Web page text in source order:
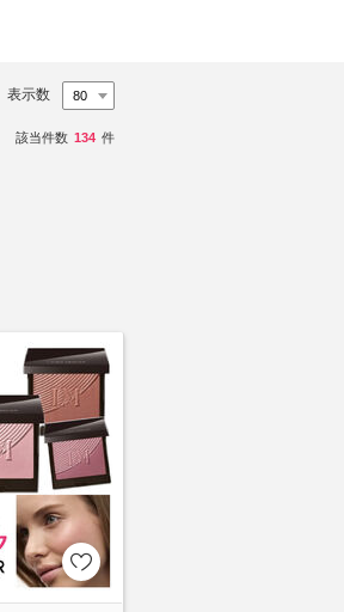
表示数
該当件数 134 件